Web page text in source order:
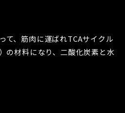
て、筋肉に運ばれTCAサイクル
の材料になり、二酸化炭素と水